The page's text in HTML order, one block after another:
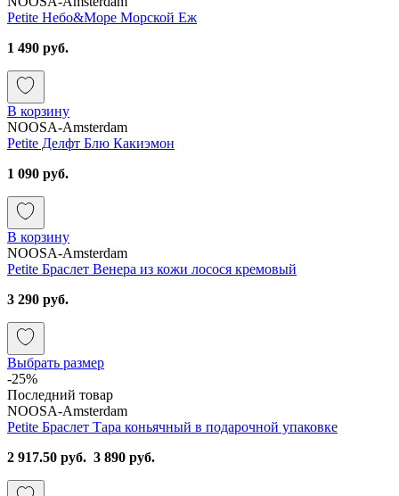
Petite Небо&Море Морской Еж
1 490 руб.
В корзину
NOOSA-Amsterdam
Petite Делфт Блю Какиэмон
1 090 руб.
В корзину
NOOSA-Amsterdam
Petite Браслет Венера из кожи лосося кремовый
3 290 руб.
Выбрать размер
-25%
Последний товар
NOOSA-Amsterdam
Petite Браслет Тара коньячный в подарочной упаковке
2 917.50 руб. 3 890 руб.